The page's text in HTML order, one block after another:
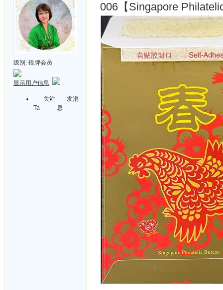
级别: 银牌会员
显示用户信息
关注
Ta
发消
息
006【Singapore